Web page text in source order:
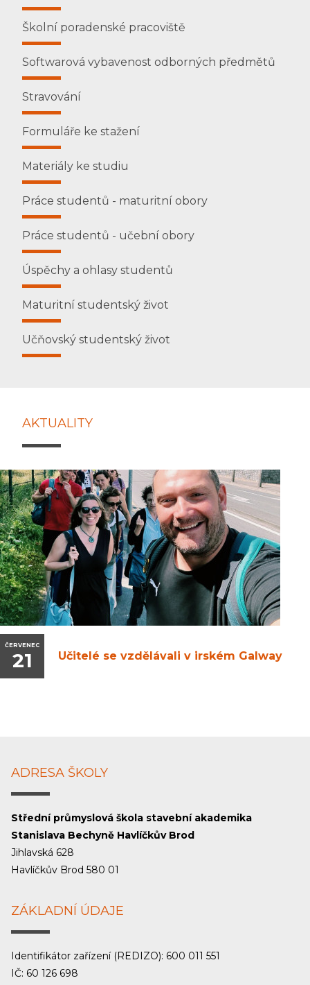
Školní poradenské pracoviště
Softwarová vybavenost odborných předmětů
Stravování
Formuláře ke stažení
Materiály ke studiu
Práce studentů - maturitní obory
Práce studentů - učební obory
Úspěchy a ohlasy studentů
Maturitní studentský život
Učňovský studentský život
AKTUALITY
ČERVENEC
21 Učitelé se vzdělávali v irském Galway
ADRESA ŠKOLY
Střední průmyslová škola stavební akademika
Stanislava Bechyně Havlíčkův Brod
Jihlavská 628
Havlíčkův Brod 580 01
ZÁKLADNÍ ÚDAJE
Identifikátor zařízení (REDIZO): 600 011 551
IČ: 60 126 698